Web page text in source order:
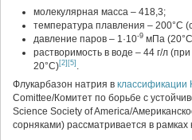
молекулярная масса – 418,3;
температура плавления – 200°С
давление паров – 1·10-9 мПа
растворимость в воде – 44 г/л
20°С)[2] [5] .
Флукарбазон натрия в классификации
Comittee/Комитет по борьбе с
Science Society of America/
сорняками) рассматривается в рамках